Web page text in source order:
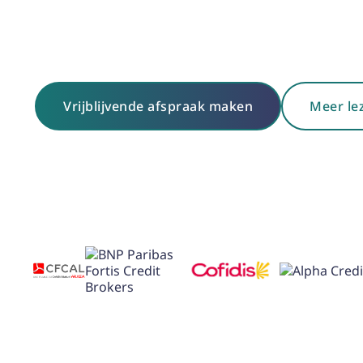
Vrijblijvende afspraak maken Meer